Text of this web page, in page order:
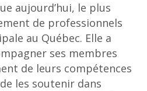
aujourd’hui, le plus
de professionnels
au Québec. Elle a
ses membres
de leurs compétences
les soutenir dans